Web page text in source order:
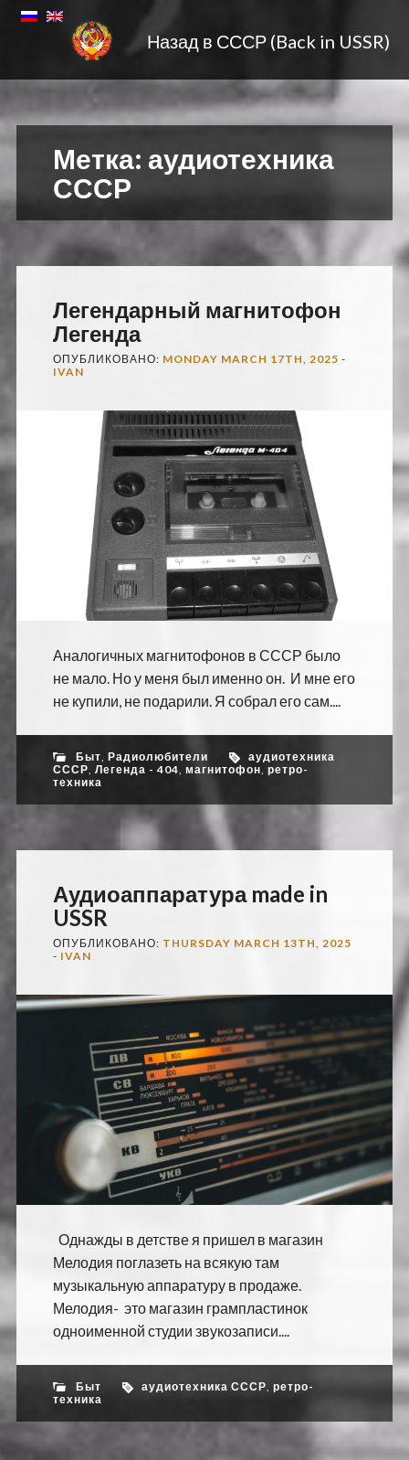
Назад в СССР (Back in USSR)
Метка: аудиотехника
СССР
Легендарный магнитофон
Легенда
ОПУБЛИКОВАНО: MONDAY MARCH 17TH, 2025 -
IVAN
Аналогичных магнитофонов в СССР было
не мало. Но у меня был именно он. И мне его
не купили, не подарили. Я собрал его сам....
Быт, Радиолюбители
аудиотехника
СССР, Легенда - 404, магнитофон, ретро-
техника
Аудиоаппаратура made in
USSR
ОПУБЛИКОВАНО: THURSDAY MARCH 13TH, 2025
- IVAN
Однажды в детстве я пришел в магазин
Мелодия поглазеть на всякую там
музыкальную аппаратуру в продаже.
Мелодия- это магазин грампластинок
одноименной студии звукозаписи....
Быт аудиотехника СССР, ретро-
техника